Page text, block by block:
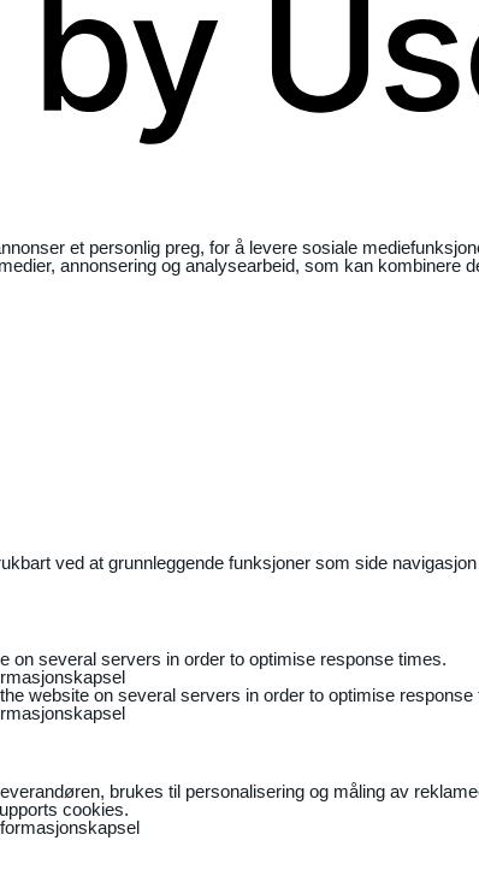
et personlig preg, for å levere sosiale
annonsering og analysearbeid, som kan
ved at grunnleggende funksjoner som side
on several servers in order to optimise response times.
website on several servers in order to optimise response
brukes til personalisering og måling av
cookies.